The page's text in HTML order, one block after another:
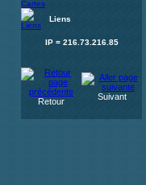
Liens
IP = 216.73.216.85
Retour Suivant